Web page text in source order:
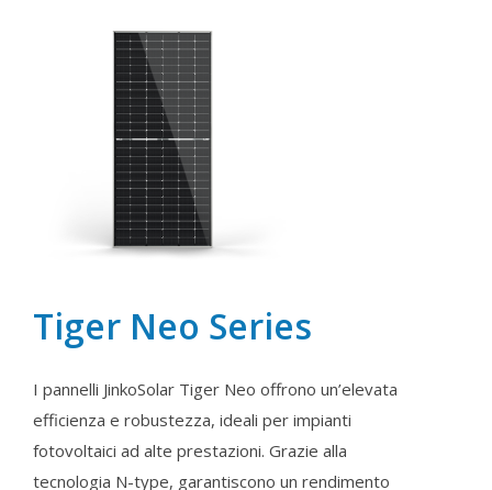
Tiger Neo Series
I pannelli JinkoSolar Tiger Neo offrono un’elevata
efficienza e robustezza, ideali per impianti
fotovoltaici ad alte prestazioni. Grazie alla
tecnologia N-type, garantiscono un rendimento